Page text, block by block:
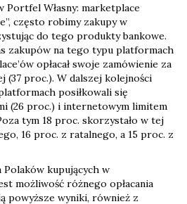
Portfel Własny: marketplace
często robimy zakupy w
do tego produkty bankowe.
zakupów na tego typu platformach
opłacał swoje zamówienie za
(37 proc.). W dalszej kolejności
posiłkowali się
(26 proc.) i internetowym limitem
tym 18 proc. skorzystało w tej
16 proc. z ratalnego, a 15 proc. z
Polaków kupujących w
możliwość różnego opłacania
powyższe wyniki, również z